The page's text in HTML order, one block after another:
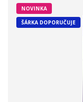
NOVINKA
ŠÁRKA DOPORUČUJE